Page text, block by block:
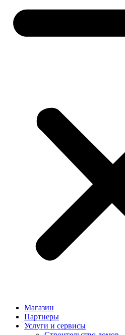
Магазин
Партнеры
Услуги и сервисы